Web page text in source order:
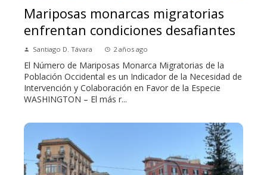
Mariposas monarcas migratorias
enfrentan condiciones desafiantes
Santiago D. Távara 2 años ago
El Número de Mariposas Monarca Migratorias de la
Población Occidental es un Indicador de la Necesidad de
Intervención y Colaboración en Favor de la Especie
WASHINGTON – El más r...